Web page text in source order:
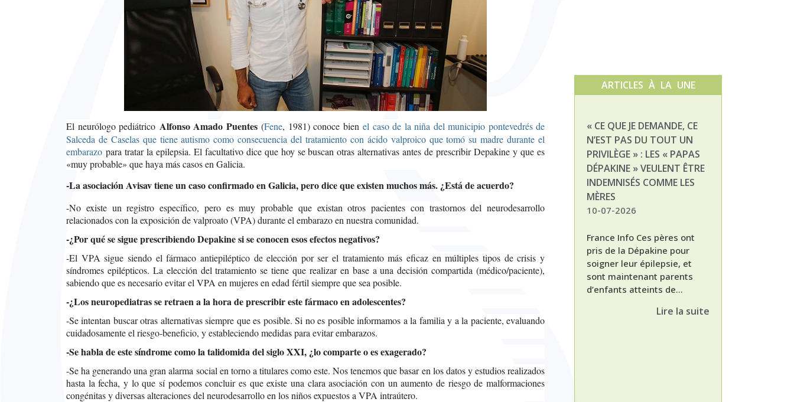
El neurólogo pediátrico Alfonso Amado Puentes(Fene, 1981) conoce bien el caso de la niña del municipio pontevedrés de
Salceda de Caselas que tiene autismo como consecuencia del tratamiento con ácido valproico que tomó su madre durante el
embarazo para tratar la epilepsia. El facultativo dice que hoy se buscan otras alternativas antes de prescribir Depakine y que es
«muy probable» que haya más casos en Galicia.
-La asociación Avisav tiene un caso confirmado en Galicia, pero dice que existen muchos más. ¿Está de acuerdo?
-No existe un registro específico, pero es muy probable que existan otros pacientes con trastornos del neurodesarrollo
relacionados con la exposición de valproato (VPA) durante el embarazo en nuestra comunidad.
-¿Por qué se sigue prescribiendo Depakine si se conocen esos efectos negativos?
-El VPA sigue siendo el fármaco antiepiléptico de elección por ser el tratamiento más eficaz en múltiples tipos de crisis y
síndromes epilépticos. La elección del tratamiento se tiene que realizar en base a una decisión compartida (médico/paciente),
sabiendo que es necesario evitar el VPA en mujeres en edad fértil siempre que sea posible.
-¿Los neuropediatras se retraen a la hora de prescribir este fármaco en adolescentes?
-Se intentan buscar otras alternativas siempre que es posible. Si no es posible informamos a la familia y a la paciente, evaluando
cuidadosamente el riesgo-beneficio, y estableciendo medidas para evitar embarazos.
-Se habla de este síndrome como la talidomida del siglo XXI, ¿lo comparte o es exagerado?
-Se ha generando una gran alarma social en torno a titulares como este. Nos tenemos que basar en los datos y estudios realizados
hasta la fecha, y lo que sí podemos concluir es que existe una clara asociación con un aumento de riesgo de malformaciones
congénitas y diversas alteraciones del neurodesarrollo en los niños expuestos a VPA intraútero.
ARTICLES À LA UNE
« CE QUE JE DEMANDE, CE
N’EST PAS DU TOUT UN
PRIVILÈGE » : LES « PAPAS
DÉPAKINE » VEULENT ÊTRE
INDEMNISÉS COMME LES
MÈRES
10-07-2026
France Info Ces pères ont
pris de la Dépakine pour
soigner leur épilepsie, et
sont maintenant parents
d’enfants atteints de...
Lire la suite